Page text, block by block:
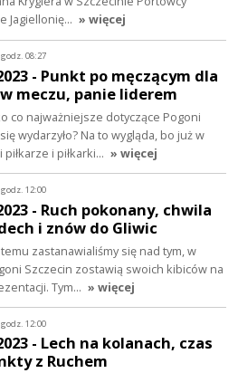
Jagiellonię… » więcej
godz. 08:27
- Punkt po męczącym dla
meczu, panie liderem
co najważniejsze dotyczące Pogoni
wydarzyło? Na to wygląda, bo już w
i piłkarki… » więcej
godz. 12:00
- Ruch pokonany, chwila
i znów do Gliwic
zastanawialiśmy się nad tym, w
Szczecin zostawią swoich kibiców na
Tym… » więcej
godz. 12:00
- Lech na kolanach, czas
z Ruchem